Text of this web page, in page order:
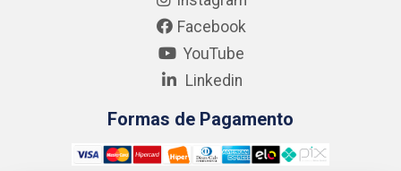
Facebook
YouTube
Linkedin
Formas de Pagamento